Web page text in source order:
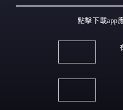
點擊下載app